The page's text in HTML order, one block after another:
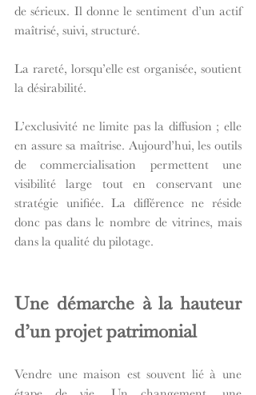
de sérieux. Il donne le sentiment d’un actif
maîtrisé, suivi, structuré.
La rareté, lorsqu’elle est organisée, soutient
la désirabilité.
L’exclusivité ne limite pas la diffusion ; elle
en assure sa maîtrise. Aujourd’hui, les outils
de commercialisation permettent une
visibilité large tout en conservant une
stratégie unifiée. La différence ne réside
donc pas dans le nombre de vitrines, mais
dans la qualité du pilotage.
Une démarche à la hauteur
d’un projet patrimonial
Vendre une maison est souvent lié à une